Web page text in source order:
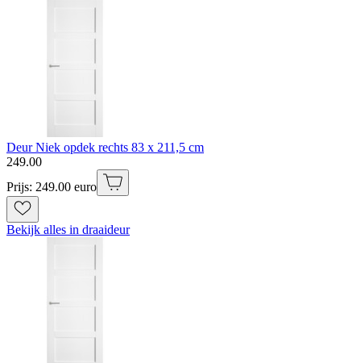
Deur Niek opdek rechts 83 x 211,5 cm
249.00
Prijs: 249.00 euro
Bekijk alles in draaideur